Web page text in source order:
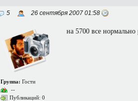
5 26 сентября 2007 01:58
Группа: Гости
--
Публикаций: 0
на 5700 все нормально